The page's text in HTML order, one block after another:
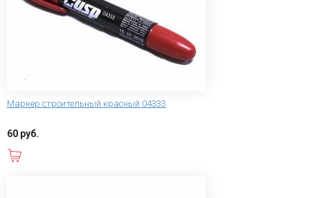
Маркер строительный красный 04333
60 руб.